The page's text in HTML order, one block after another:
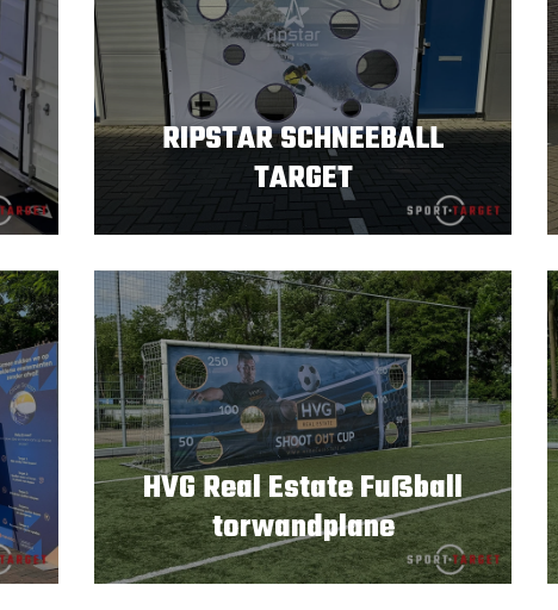
RIPSTAR SCHNEEBALL
TARGET
HVG Real Estate Fußball
torwandplane